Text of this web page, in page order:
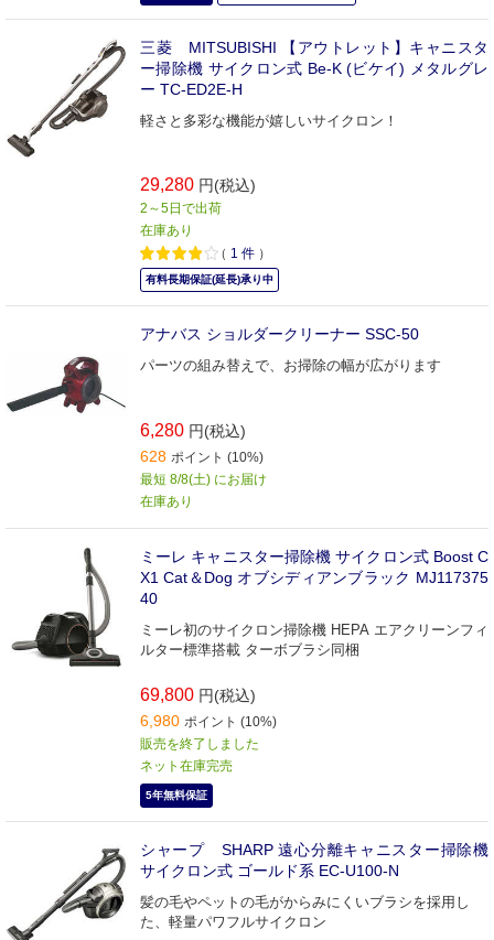
三菱 MITSUBISHI 【アウトレット】キャニスタ
ー掃除機 サイクロン式 Be-K (ビケイ) メタルグレ
ー TC-ED2E-H
軽さと多彩な機能が嬉しいサイクロン！
29,280 円(税込)
2～5日で出荷
在庫あり
（ 1 件 ）
有料長期保証(延長)承り中
アナバス ショルダークリーナー SSC-50
パーツの組み替えで、お掃除の幅が広がります
6,280 円(税込)
628 ポイント (10%)
最短 8/8(土) にお届け
在庫あり
ミーレ キャニスター掃除機 サイクロン式 Boost C
X1 Cat＆Dog オブシディアンブラック MJ117375
40
ミーレ初のサイクロン掃除機 HEPA エアクリーンフィ
ルター標準搭載 ターボブラシ同梱
69,800 円(税込)
6,980 ポイント (10%)
販売を終了しました
ネット在庫完売
5年無料保証
シャープ SHARP 遠心分離キャニスター掃除機
サイクロン式 ゴールド系 EC-U100-N
髪の毛やペットの毛がからみにくいブラシを採用し
た、軽量パワフルサイクロン